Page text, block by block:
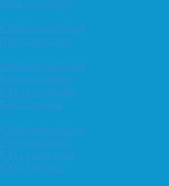
Klubbmesterskapet
Høstturneringen
Klubbmesterskapet
Høstturneringen
KM i hurtigsjakk
KM i lynsjakk
Klubbmesterskapet
Høstturneringen
KM i hurtigsjakk
KM i lynsjakk